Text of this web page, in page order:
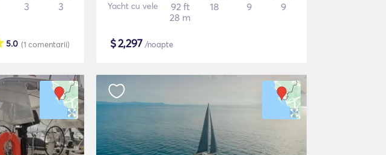
3 3
(1 comentarii)
5.0
Yacht cu vele
92 ft
28 m
18 9 9
$2,297 /noapte